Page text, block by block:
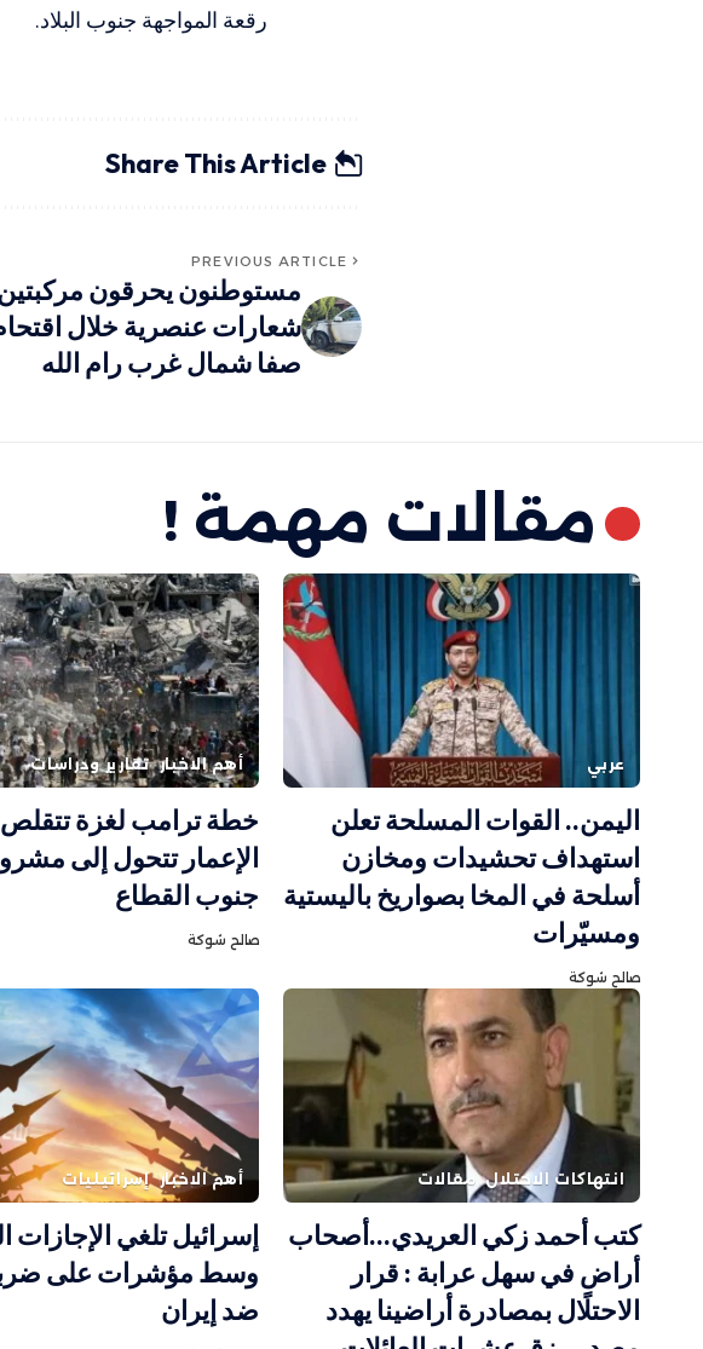
رقعة المواجهة جنوب البلاد.
Share This Article
PREVIOUS ARTICLE
مستوطنون يحرقون
شعارات عنصرية خلال
صفا شمال غرب رام الله
مقالات مهمة !
عربي
اليمن.. القوات المسلحة تعلن
استهداف تحشيدات ومخازن
أسلحة في المخا بصواريخ باليستية
ومسيّرات
صالح شوكة
أهم الاخبار تقارير ودراسات
خطة ترامب لغزة
الإعمار تتحول إلى
جنوب القطاع
صالح شوكة
انتهاكات الاحتلال مقالات
كتب أحمد زكي العريدي…أصحاب
أراضٍ في سهل عرابة : قرار
الاحتلال بمصادرة أراضينا يهدد
أهم الاخبار إسرائيليات
إسرائيل تلغي الإجازات
وسط مؤشرات على
ضد إيران